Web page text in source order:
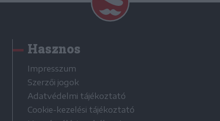
Hasznos
Impresszum
Szerzői jogok
Adatvédelmi tájékoztató
Cookie-kezelési tájékoztató